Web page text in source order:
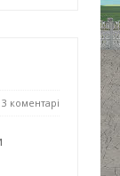
3 коментарі